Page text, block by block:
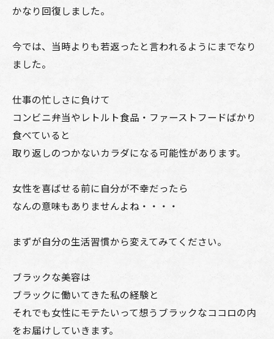
かなり回復しました。
今では、当時よりも若返ったと言われるようにまでなり
ました。
仕事の忙しさに負けて
コンビニ弁当やレトルト食品・ファーストフードばかり
食べていると
取り返しのつかないカラダになる可能性があります。
女性を喜ばせる前に自分が不幸だったら
なんの意味もありませんよね・・・・
まずが自分の生活習慣から変えてみてください。
ブラックな美容は
ブラックに働いてきた私の経験と
それでも女性にモテたいって想うブラックなココロの内
をお届けしていきます。